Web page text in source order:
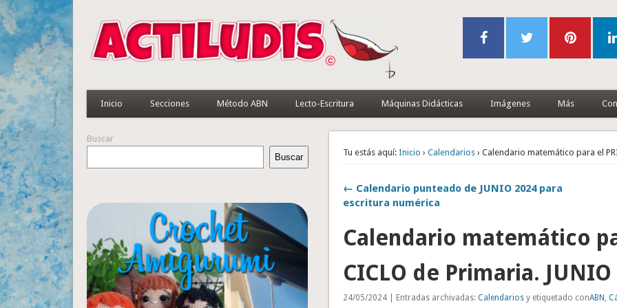
Inicio Secciones Método ABN Lecto-Escritura Máquinas Didácticas Imágenes Más
Tu estás aquí: Inicio ›Calendarios › Calendario matemático para el
← Calendario punteado de JUNIO 2024 para
escritura numérica
Calendario matemático
CICLO de Primaria.
24/05/2024 | Entradas archivadas:Calendarios y etiquetado conABN,
Buscar
Buscar